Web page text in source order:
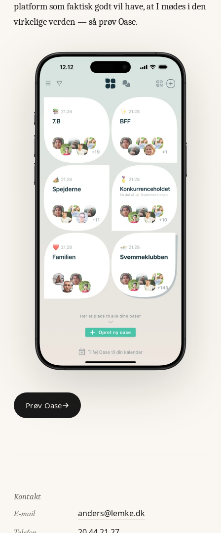
platform som faktisk godt vil have, at I mødes i den
virkelige verden — så prøv Oase.
Prøv Oase
Kontakt
E-mail anders@lemke.dk